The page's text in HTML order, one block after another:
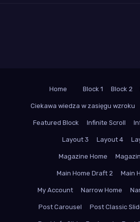
Home Block 1 Block 2
Ciekawa wiedza w zasięgu wzroku
Featured Block Infinite Scroll
Layout 3 Layout 4
Magazine Home
Main Home Draft 2 Main
My Account Narrow Home
Post Carousel Post Classic